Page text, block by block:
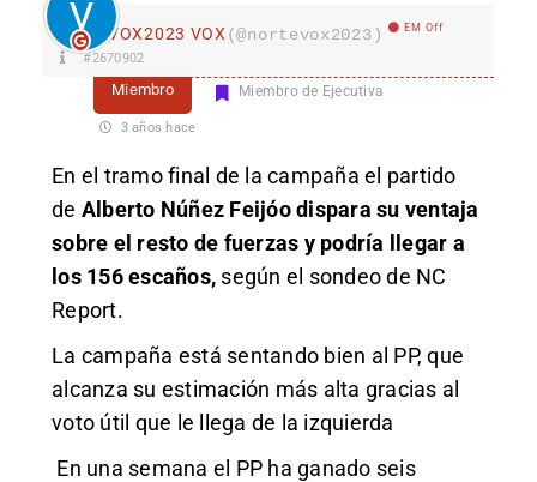
VOX2023 VOX (@nortevox2023) EM Off
#2670902
Miembro Miembro de Ejecutiva
3 años hace
En el tramo final de la campaña el partido
de Alberto Núñez Feijóo dispara su ventaja
sobre el resto de fuerzas y podría llegar a
los 156 escaños, según el sondeo de NC
Report.
La campaña está sentando bien al PP, que
alcanza su estimación más alta gracias al
voto útil que le llega de la izquierda
En una semana el PP ha ganado seis